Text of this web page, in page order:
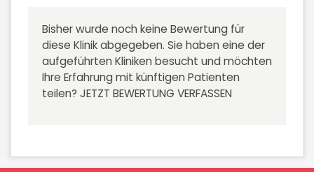
Bisher wurde noch keine Bewertung für
diese Klinik abgegeben. Sie haben eine der
aufgeführten Kliniken besucht und möchten
Ihre Erfahrung mit künftigen Patienten
teilen? JETZT BEWERTUNG VERFASSEN